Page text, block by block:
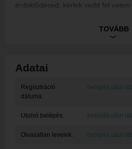
érdeklődésed, kérlek vedd fel velem
Ez egy rendszerüzenet, tagunk
TOVÁBB
Adatai
Regisztráció
dátuma:
belépés után
Utolsó belépés: belépés után
Olvasatlan levelek: belépés után